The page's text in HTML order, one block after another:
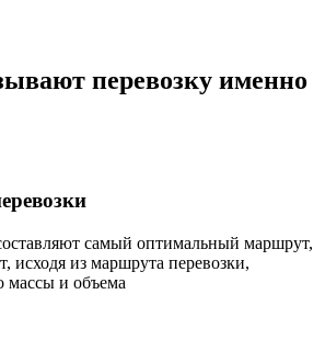
перевозку именно
самый оптимальный маршрут,
исходя из маршрута перевозки,
массы и объема